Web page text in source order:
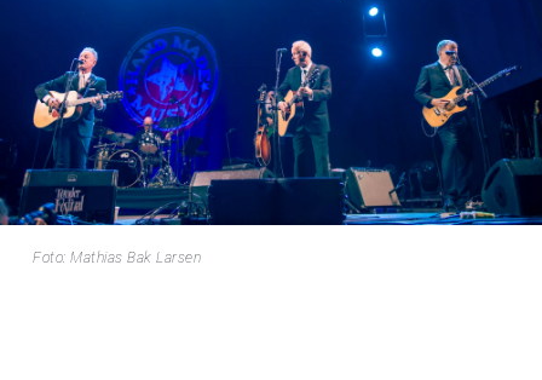
Foto: Mathias Bak Larsen